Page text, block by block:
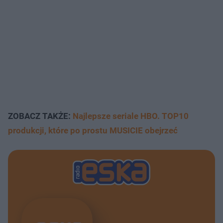
ZOBACZ TAKŻE: Najlepsze seriale HBO. TOP10
produkcji, które po prostu MUSICIE obejrzeć